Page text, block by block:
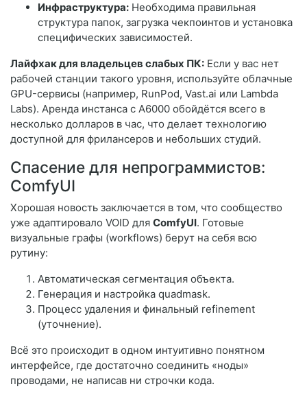
Инфраструктура: Необходима правильная
структура папок, загрузка чекпоинтов и установка
специфических зависимостей.
Лайфхак для владельцев слабых ПК: Если у вас нет
рабочей станции такого уровня, используйте облачные
GPU-сервисы (например, RunPod, Vast.ai или Lambda
Labs). Аренда инстанса с A6000 обойдётся всего в
несколько долларов в час, что делает технологию
доступной для фрилансеров и небольших студий.
Спасение для непрограммистов:
ComfyUI
Хорошая новость заключается в том, что сообщество
уже адаптировало VOID для ComfyUI. Готовые
визуальные графы (workflows) берут на себя всю
рутину:
Автоматическая сегментация объекта.
Генерация и настройка quadmask.
Процесс удаления и финальный refinement
(уточнение).
Всё это происходит в одном интуитивно понятном
интерфейсе, где достаточно соединить «ноды»
проводами, не написав ни строчки кода.